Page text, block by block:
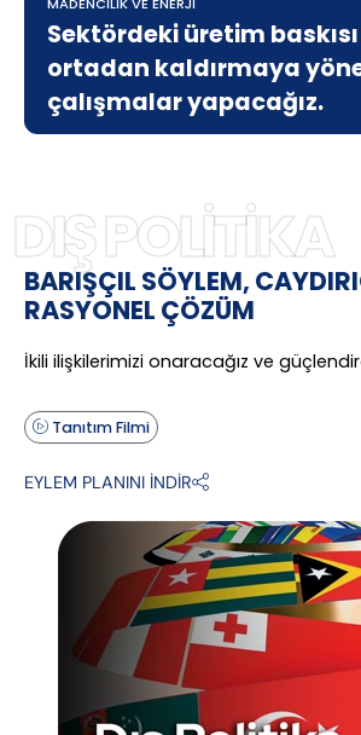
Sektördeki üretim
ortadan kaldırmaya
çalışmalar yapacağız.
DIŞ POLİTİKA
BARIŞÇIL SÖYLEM,
RASYONEL ÇÖZÜM
İkili ilişkilerimizi onaracağız ve
Tanıtım Filmi
EYLEM PLANINI İNDİR